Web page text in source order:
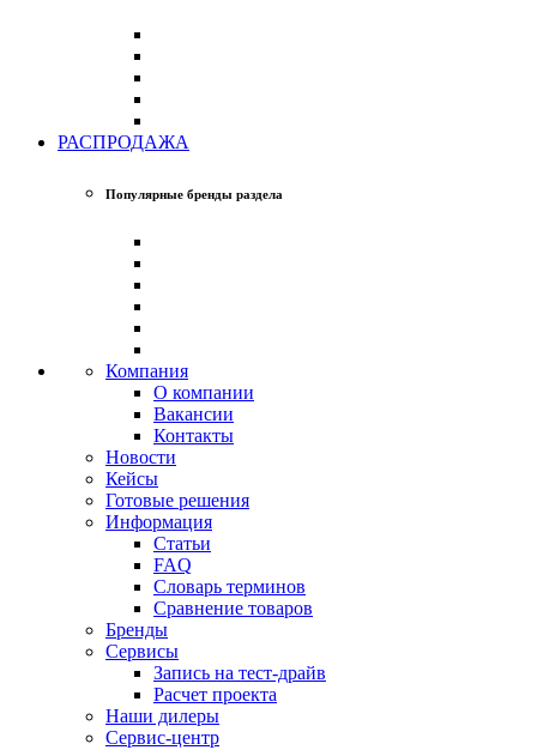
РАСПРОДАЖА
Популярные бренды раздела
Компания
О компании
Вакансии
Контакты
Новости
Кейсы
Готовые решения
Информация
Статьи
FAQ
Словарь терминов
Сравнение товаров
Бренды
Сервисы
Запись на тест-драйв
Расчет проекта
Наши дилеры
Сервис-центр